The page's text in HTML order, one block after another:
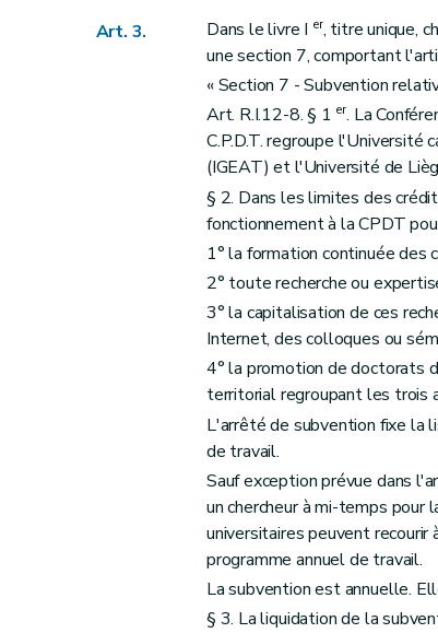
Art. 3. Dans le livre I er, titre unique,
une section 7, comportant
« Section 7 - Subvention
Art. R.I.12-8. § 1 er. La
C.P.D.T. regroupe l'Université
(IGEAT) et l'Université de
§ 2. Dans les limites des
fonctionnement à la CPDT
1° la formation continuée des
2° toute recherche ou
3° la capitalisation de ces
Internet, des colloques ou
4° la promotion de doctorats
territorial regroupant les trois
L'arrêté de subvention fixe la
de travail.
Sauf exception prévue dans
un chercheur à mi-temps
universitaires peuvent
programme annuel de travail.
La subvention est annuelle.
§ 3. La liquidation de la